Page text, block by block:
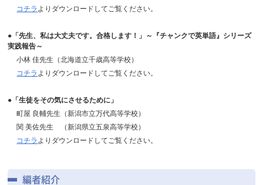
コチラ よりダウンロードしてご覧ください。
●「先生、私は大丈夫です。合格します！」～『チャンクで英単語』シリーズ
実践報告～
小林 佳先生（北海道立千歳高等学校）
コチラ よりダウンロードしてご覧ください。
●「生徒をその気にさせるために」
町屋 良輔先生（新潟市立万代高等学校）
関 美佐先生 （新潟県立五泉高等学校）
コチラ よりダウンロードしてご覧ください。
編者紹介